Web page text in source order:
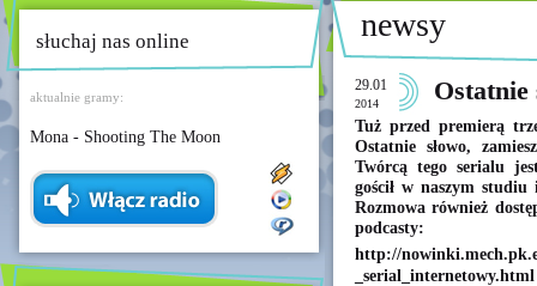
słuchaj nas online
aktualnie gramy:
Mona - Shooting The Moon
newsy
29.01
2014 Ostatnie
Tuż przed premierą
Ostatnie słowo,
Twórcą tego serialu
gościł w naszym studiu
Rozmowa również
podcasty:
http://
_serial_internetowy.html